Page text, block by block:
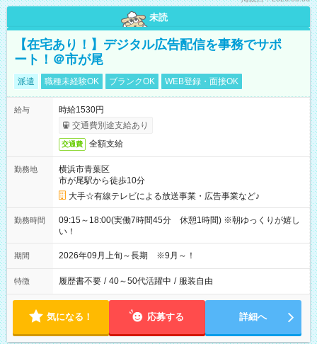
未読
【在宅あり！】デジタル広告配信を事務でサポ
ート！＠市が尾
派遣 職種未経験OK ブランクOK WEB登録・面接OK
給与
時給1530円
交通費別途支給あり
交通費 全額支給
勤務地
横浜市青葉区
市が尾駅から徒歩10分
大手☆有線テレビによる放送事業・広告事業など♪
勤務時間
09:15～18:00(実働7時間45分 休憩1時間) ※朝ゆっくりが嬉し
い！
期間 2026年09月上旬～長期 ※9月～！
特徴 履歴書不要 / 40～50代活躍中 / 服装自由
気になる！ 応募する 詳細へ